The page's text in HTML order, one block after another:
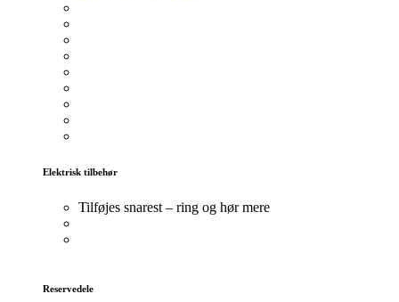
Elektrisk tilbehør
Tilføjes snarest – ring og hør mere
Reservedele